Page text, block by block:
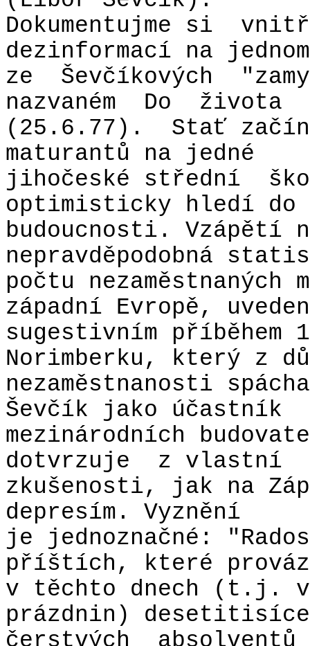
Dokumentujme si
dezinformací na jednom
ze
Ševčíkových
nazvaném
Do
života
(25.6.77).
Stať
maturantů na jedné
jihočeské střední
optimisticky hledí do
budoucnosti. Vzápětí
nepravděpodobná
počtu
západní Evropě,
sugestivním příběhem
Norimberku, který z
nezaměstnanosti
Ševčík jako účastník
mezinárodních
dotvrzuje
z vlastní
zkušenosti, jak na
depresím. Vyznění
je jednoznačné:
příštích, které
v těchto dnech (t.j. v
prázdnin) desetitisíce
čerstvých
absolventů